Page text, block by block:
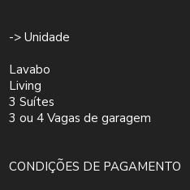
-> Unidade
Lavabo
Living
3 Suítes
3 ou 4 Vagas de garagem
CONDIÇÕES DE PAGAMENTO